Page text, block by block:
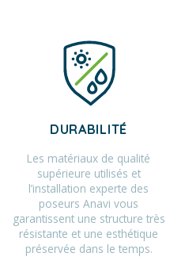
DURABILITÉ
Les matériaux de qualité
supérieure utilisés et
l’installation experte des
poseurs Anavi vous
garantissent une structure très
résistante et une esthétique
préservée dans le temps.